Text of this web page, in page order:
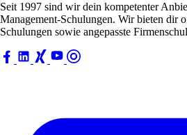
Seit 1997 sind wir dein kompetenter
Management-Schulungen. Wir bieten dir
Schulungen sowie angepasste